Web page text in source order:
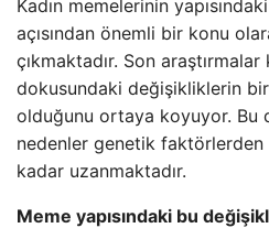
Kadın memelerinin
açısından önemli bir konu
çıkmaktadır. Son araştırmalar
dokusundaki değişikliklerin
olduğunu ortaya koyuyor. Bu
nedenler genetik
kadar uzanmaktadır.
Meme yapısındaki bu